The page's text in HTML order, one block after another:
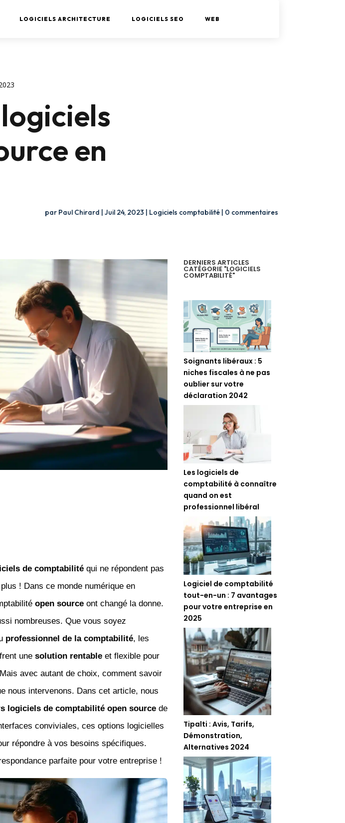
LOGICIELS ARCHITECTURE LOGICIELS SEO WEB
en
par Paul Chirard | Juil 24, 2023 | Logiciels comptabilité| 0 commentaires
de comptabilitéqui ne répondent pas
! Dans ce monde numérique en
open sourceont changé la donne.
nombreuses. Que vous soyez
professionnel de la comptabilité, les
une solution rentableet flexible pour
avec autant de choix, comment savoir
nous intervenons. Dans cet article, nous
logiciels de comptabilité open sourcede
conviviales, ces options logicielles
répondre à vos besoins spécifiques.
parfaite pour votre entreprise !
DERNIERS ARTICLES
CATÉGORIE "LOGICIELS
COMPTABILITÉ"
Soignants libéraux : 5
niches fiscales à ne pas
oublier sur votre
déclaration 2042
Les logiciels de
comptabilité à connaître
quand on est
professionnel libéral
Logiciel de comptabilité
tout-en-un : 7 avantages
pour votre entreprise en
2025
Tipalti : Avis, Tarifs,
Démonstration,
Alternatives 2024